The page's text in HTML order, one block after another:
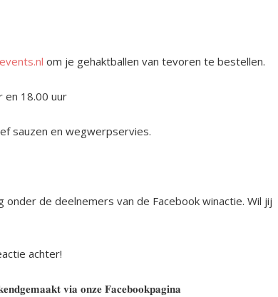
om je gehaktballen van tevoren te bestellen.
18.00 uur
sauzen en wegwerpservies.
de deelnemers van de Facebook winactie. Wil jij
achter!
𝐯𝐢𝐚 𝐨𝐧𝐳𝐞 𝐅𝐚𝐜𝐞𝐛𝐨𝐨𝐤𝐩𝐚𝐠𝐢𝐧𝐚